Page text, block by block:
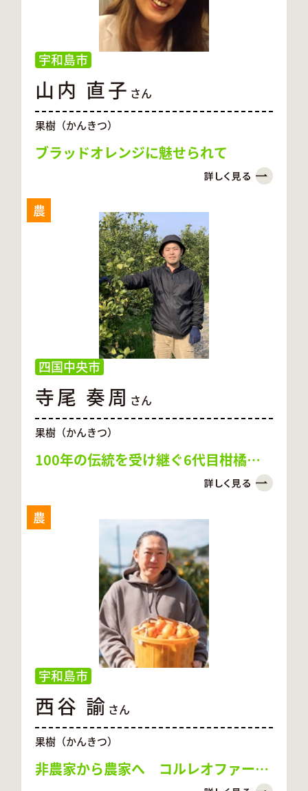
宇和島市
山内 直子 さん
果樹（かんきつ）
ブラッドオレンジに魅せられて
農
四国中央市
寺尾 奏周 さん
果樹（かんきつ）
100年の伝統を受け継ぐ6代目柑橘農
農
宇和島市
西谷 諭 さん
果樹（かんきつ）
非農家から農家へ コルレオファーム